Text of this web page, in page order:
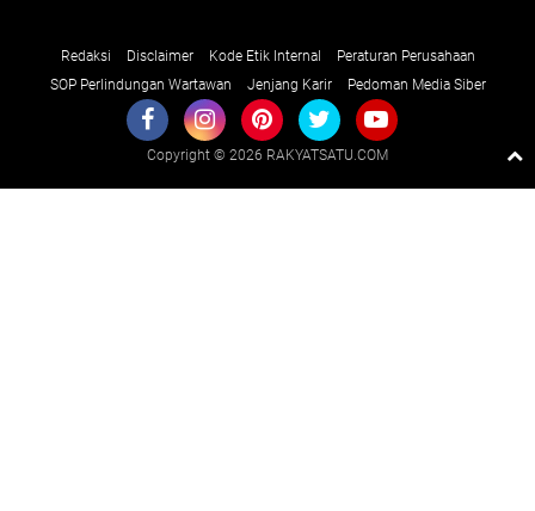
Redaksi Disclaimer Kode Etik Internal
Peraturan Perusahaan
SOP Perlindungan Wartawan
Jenjang Karir Pedoman Media Siber
Copyright © 2026 RAKYATSATU.COM
Raushan